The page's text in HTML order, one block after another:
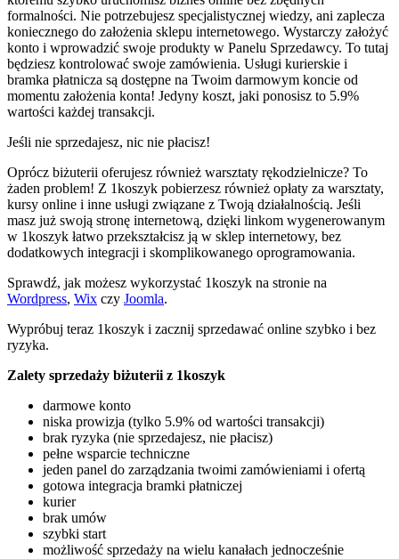
formalności. Nie potrzebujesz specjalistycznej wiedzy, ani zaplecza
koniecznego do założenia sklepu internetowego. Wystarczy założyć
konto i wprowadzić swoje produkty w Panelu Sprzedawcy. To tutaj
będziesz kontrolować swoje zamówienia. Usługi kurierskie i
bramka płatnicza są dostępne na Twoim darmowym koncie od
momentu założenia konta! Jedyny koszt, jaki ponosisz to 5.9%
wartości każdej transakcji.
Jeśli nie sprzedajesz, nic nie płacisz!
Oprócz biżuterii oferujesz również warsztaty rękodzielnicze? To
żaden problem! Z 1koszyk pobierzesz również opłaty za warsztaty,
kursy online i inne usługi związane z Twoją działalnością. Jeśli
masz już swoją stronę internetową, dzięki linkom wygenerowanym
w 1koszyk łatwo przekształcisz ją w sklep internetowy, bez
dodatkowych integracji i skomplikowanego oprogramowania.
Sprawdź, jak możesz wykorzystać 1koszyk na stronie na
Wordpress, Wix czy Joomla.
Wypróbuj teraz 1koszyk i zacznij sprzedawać online szybko i bez
ryzyka.
Zalety sprzedaży biżuterii z 1koszyk
darmowe konto
niska prowizja (tylko 5.9% od wartości transakcji)
brak ryzyka (nie sprzedajesz, nie płacisz)
pełne wsparcie techniczne
jeden panel do zarządzania twoimi zamówieniami i ofertą
gotowa integracja bramki płatniczej
kurier
brak umów
szybki start
możliwość sprzedaży na wielu kanałach jednocześnie